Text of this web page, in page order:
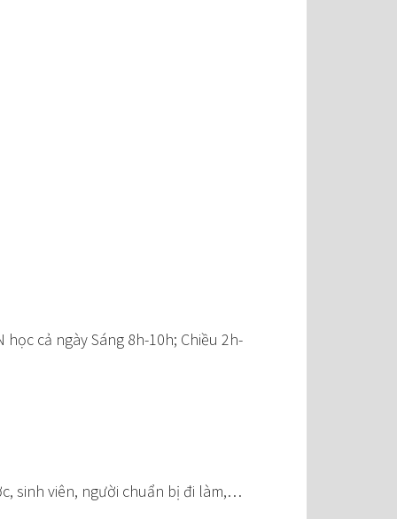
cả ngày Sáng 8h-10h; Chiều 2h-
sinh viên, người chuẩn bị đi làm,…